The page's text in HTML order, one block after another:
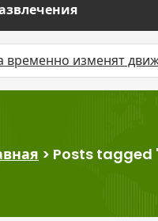
изменят движение
> Posts tagged